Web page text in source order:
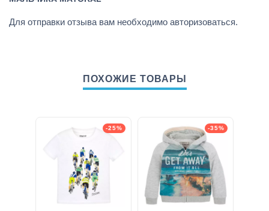
Для отправки отзыва вам необходимо авторизоваться.
ПОХОЖИЕ ТОВАРЫ
-25% -35%